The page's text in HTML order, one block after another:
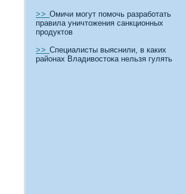
>> Омичи могут помочь разработать
правила уничтожения санкционных
продуктов
>> Специалисты выяснили, в каких
районах Владивостока нельзя гулять